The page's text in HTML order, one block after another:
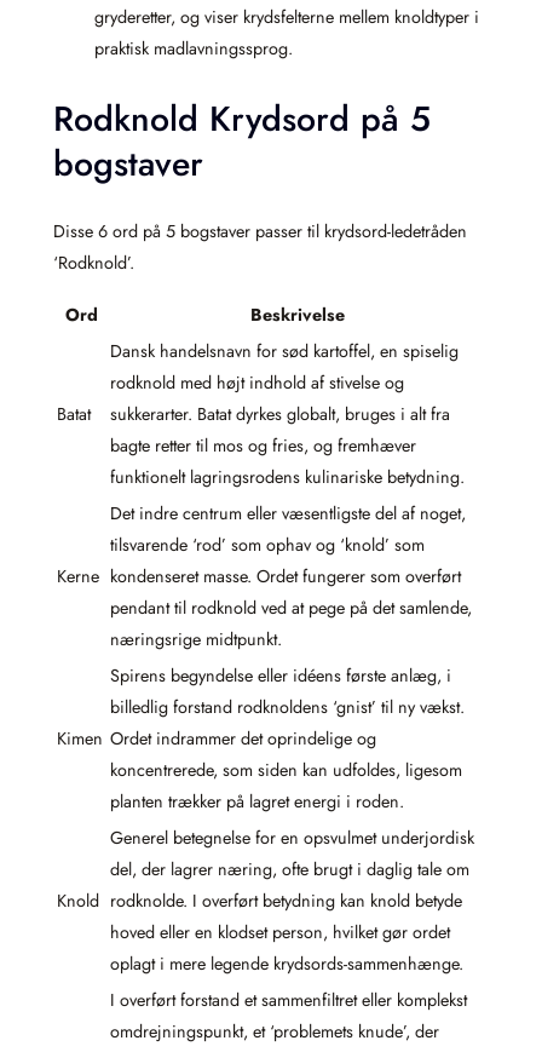
gryderetter, og viser krydsfelterne mellem knoldtyper i
praktisk madlavningssprog.
Rodknold Krydsord på 5
bogstaver
Disse 6 ord på 5 bogstaver passer til krydsord-ledetråden
‘Rodknold’.
Ord Beskrivelse
Batat
Dansk handelsnavn for sød kartoffel, en spiselig
rodknold med højt indhold af stivelse og
sukkerarter. Batat dyrkes globalt, bruges i alt fra
bagte retter til mos og fries, og fremhæver
funktionelt lagringsrodens kulinariske betydning.
Kerne
Det indre centrum eller væsentligste del af noget,
tilsvarende ‘rod’ som ophav og ‘knold’ som
kondenseret masse. Ordet fungerer som overført
pendant til rodknold ved at pege på det samlende,
næringsrige midtpunkt.
Kimen
Spirens begyndelse eller idéens første anlæg, i
billedlig forstand rodknoldens ‘gnist’ til ny vækst.
Ordet indrammer det oprindelige og
koncentrerede, som siden kan udfoldes, ligesom
planten trækker på lagret energi i roden.
Knold
Generel betegnelse for en opsvulmet underjordisk
del, der lagrer næring, ofte brugt i daglig tale om
rodknolde. I overført betydning kan knold betyde
hoved eller en klodset person, hvilket gør ordet
oplagt i mere legende krydsords-sammenhænge.
I overført forstand et sammenfiltret eller komplekst
omdrejningspunkt, et ‘problemets knude’, der